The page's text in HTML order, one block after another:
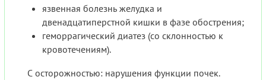
язвенная болезнь желудка и
двенадцатиперстной кишки в фазе обострения;
геморрагический диатез (со склонностью к
кровотечениям).
С осторожностью: нарушения функции почек.